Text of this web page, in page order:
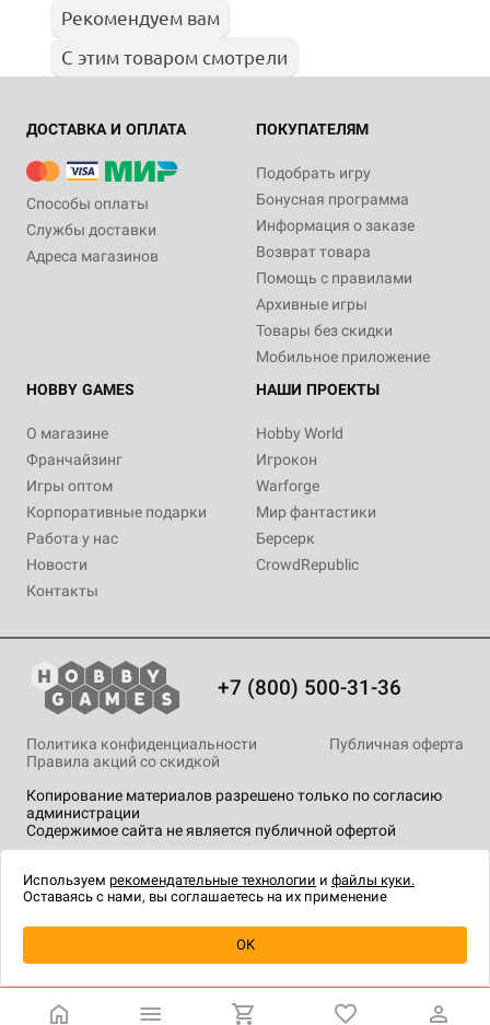
Уведомить о наличии
Рекомендуем вам
С этим товаром смотрели
ДОСТАВКА И ОПЛАТА
Способы оплаты
Службы доставки
Адреса магазинов
ПОКУПАТЕЛЯМ
Подобрать игру
Бонусная программа
Информация о заказе
Возврат товара
Помощь с правилами
Архивные игры
Товары без скидки
Мобильное приложение
HOBBY GAMES
О магазине
Франчайзинг
Игры оптом
Корпоративные подарки
Работа у нас
Новости
Контакты
НАШИ ПРОЕКТЫ
Hobby World
Игрокон
Warforge
Мир фантастики
Берсерк
CrowdRepublic
+7 (800) 500-31-36
Копирование материалов разрешено только по согласию
администрации
Содержимое сайта не является публичной офертой
Политика конфиденциальности
Публичная оферта
Правила акций со скидкой
технологии.
Используем рекомендательные технологии и файлы куки.
Оставаясь с нами, вы соглашаетесь на их применение
OK